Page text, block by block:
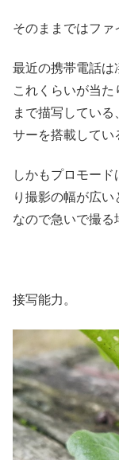
そのままではファ
最近の携帯電話は
これくらいが当
まで描写してい
サーを搭載してい
しかもプロモー
り撮影の幅が広
なので急いで撮る
接写能力。